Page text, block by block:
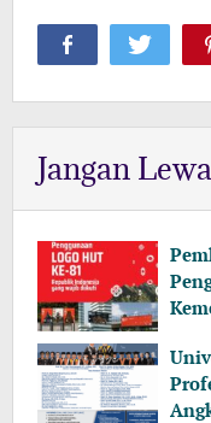
Jangan